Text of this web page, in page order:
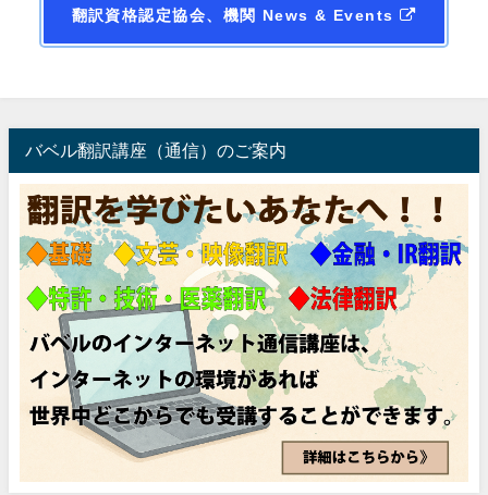
翻訳資格認定協会、機関 News & Events
バベル翻訳講座（通信）のご案内